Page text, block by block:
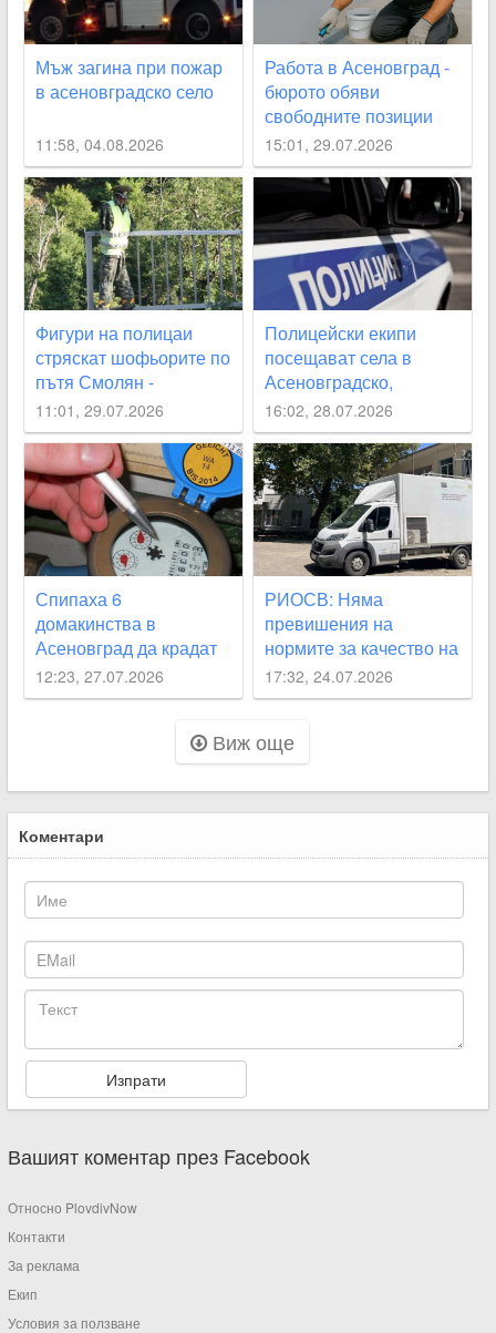
Мъж загина при пожар
в асеновградско село
11:58, 04.08.2026
Работа в Асеновград -
бюрото обяви
свободните позиции
15:01, 29.07.2026
Фигури на полицаи
стряскат шофьорите по
пътя Смолян -
Асеновград
11:01, 29.07.2026
Полицейски екипи
посещават села в
Асеновградско,
Карловско, “Родопи“
през август
16:02, 28.07.2026
Спипаха 6
домакинства в
Асеновград да крадат
вода
12:23, 27.07.2026
РИОСВ: Няма
превишения на
нормите за качество на
въздуха след пожара в
Асеновград
17:32, 24.07.2026
Виж още
Коментари
Вашият коментар през Facebook
Относно PlovdivNow
Контакти
За реклама
Екип
Условия за ползване